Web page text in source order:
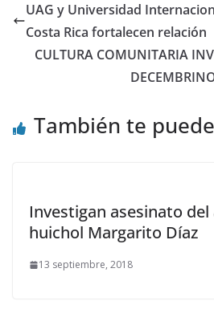
UAG y Universidad
Costa Rica fortalecen relación
CULTURA COMUNITARIA
También te
Investigan asesinato
huichol Margarito Díaz
13 septiembre, 2018